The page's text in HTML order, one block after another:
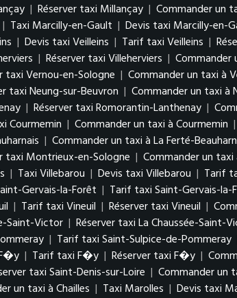
| Réserver taxi Millançay | Commander un
| Taxi Marcilly-en-Gault | Devis taxi Marcilly-en-
| Devis taxi Veilleins | Tarif taxi Veilleins |
| Réserver taxi Villeherviers | Commander
taxi Vernou-en-Sologne | Commander un taxi à
taxi Neung-sur-Beuvron | Commander un taxi à
| Réserver taxi Romorantin-Lanthenay |
Courmemin | Commander un taxi à Courmemin |
| Commander un taxi à La Ferté-
taxi Montrieux-en-Sologne | Commander un
| Taxi Villebarou | Devis taxi Villebarou | Tarif
Gervais-la-Forêt | Tarif taxi Saint-Gervais-la-
| Tarif taxi Vineuil | Réserver taxi Vineuil |
Saint-Victor | Réserver taxi La Chaussée-Saint-
| Tarif taxi Saint-Sulpice-de-Pommeray
| Tarif taxi F�y | Réserver taxi F�y |
taxi Saint-Denis-sur-Loire | Commander un
un taxi à Chailles | Taxi Marolles | Devis taxi